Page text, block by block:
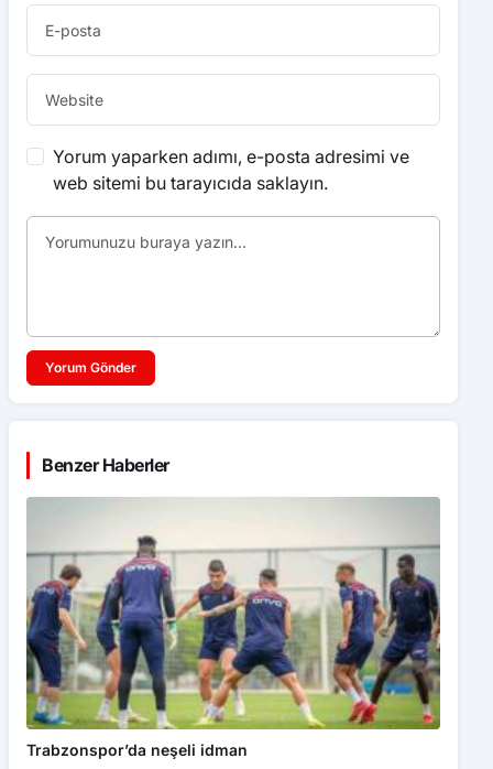
Yorum yaparken adımı, e-posta adresimi ve
web sitemi bu tarayıcıda saklayın.
Yorum Gönder
Benzer Haberler
Trabzonspor’da neşeli idman